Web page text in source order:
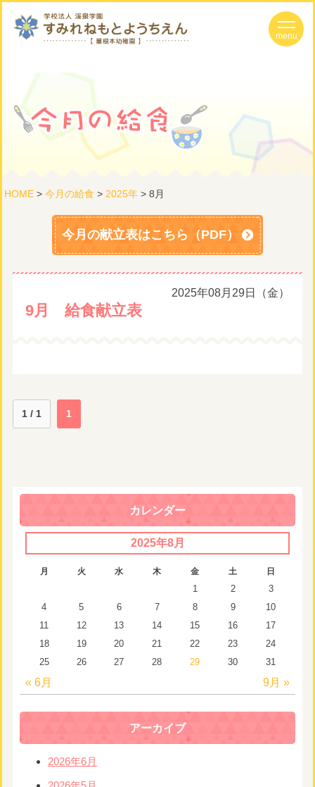
HOME> 今月の給食 > 2025年> 8月
今月の献立表はこちら（PDF）
2025年08月29日（金）
9月 給食献立表
1 / 1 1
カレンダー
2025年8月
月 火 水 木 金 土 日
« 6月 9月 »
1 2
3
4
5 6 7 8 9
10
11
12 13 14 15 16
17
18
19 20 21 22 23
24
25
26 27 28 29 30 31
アーカイブ
2026年6月